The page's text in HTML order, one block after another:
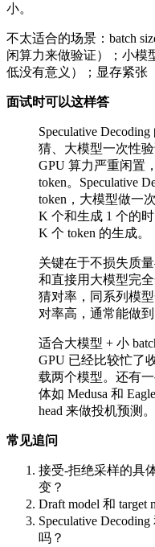
小。
不太适合的场景：batch
闲算力来做验证）；小模
低没有意义）；显存紧张
面试时可以这样答
Speculative
猜、大模型一次性
GPU 算力严重闲置
token。Speculative
token，大模型做一
K 个和生成 1 个的
K 个 token 的生成。
关键在于不损失质
和直接用大模型完
猜对率，同系列模
对率高，通常能做到
适合大模型 + 小
GPU 已经比较忙了
载两个模型。还有
体如 Medusa 和
head 来做投机预测。
常见追问
接受-拒绝采样的具
变？
Draft model 和
Speculative
吗？